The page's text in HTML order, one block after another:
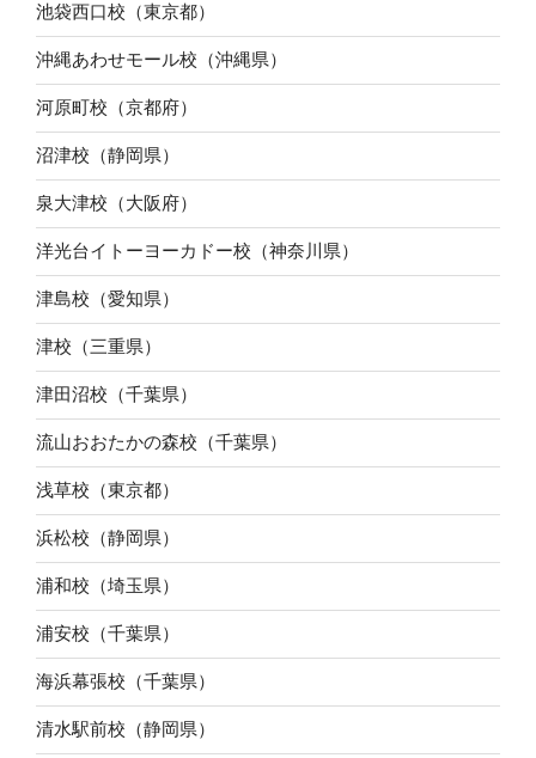
池袋西口校（東京都）
沖縄あわせモール校（沖縄県）
河原町校（京都府）
沼津校（静岡県）
泉大津校（大阪府）
洋光台イトーヨーカドー校（神奈川県）
津島校（愛知県）
津校（三重県）
津田沼校（千葉県）
流山おおたかの森校（千葉県）
浅草校（東京都）
浜松校（静岡県）
浦和校（埼玉県）
浦安校（千葉県）
海浜幕張校（千葉県）
清水駅前校（静岡県）